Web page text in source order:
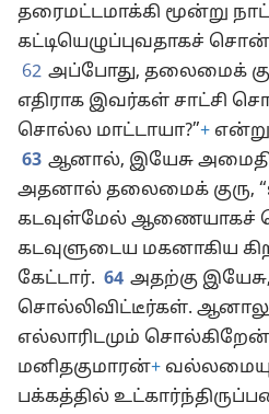
தரைமட்டமாக்கி மூன்று
கட்டியெழுப்புவதாகச்
62 அப்போது, தலைமைக்
எதிராக இவர்கள் சாட்சி
சொல்ல மாட்டாயா?”+
63 ஆனால், இயேசு
அதனால் தலைமைக் குரு,
கடவுள்மேல் ஆணையாகச்
கடவுளுடைய மகனாகிய
கேட்டார். 64 அதற்கு
சொல்லிவிட்டீர்கள்.
எல்லாரிடமும்
மனிதகுமாரன்+
பக்கத்தில்